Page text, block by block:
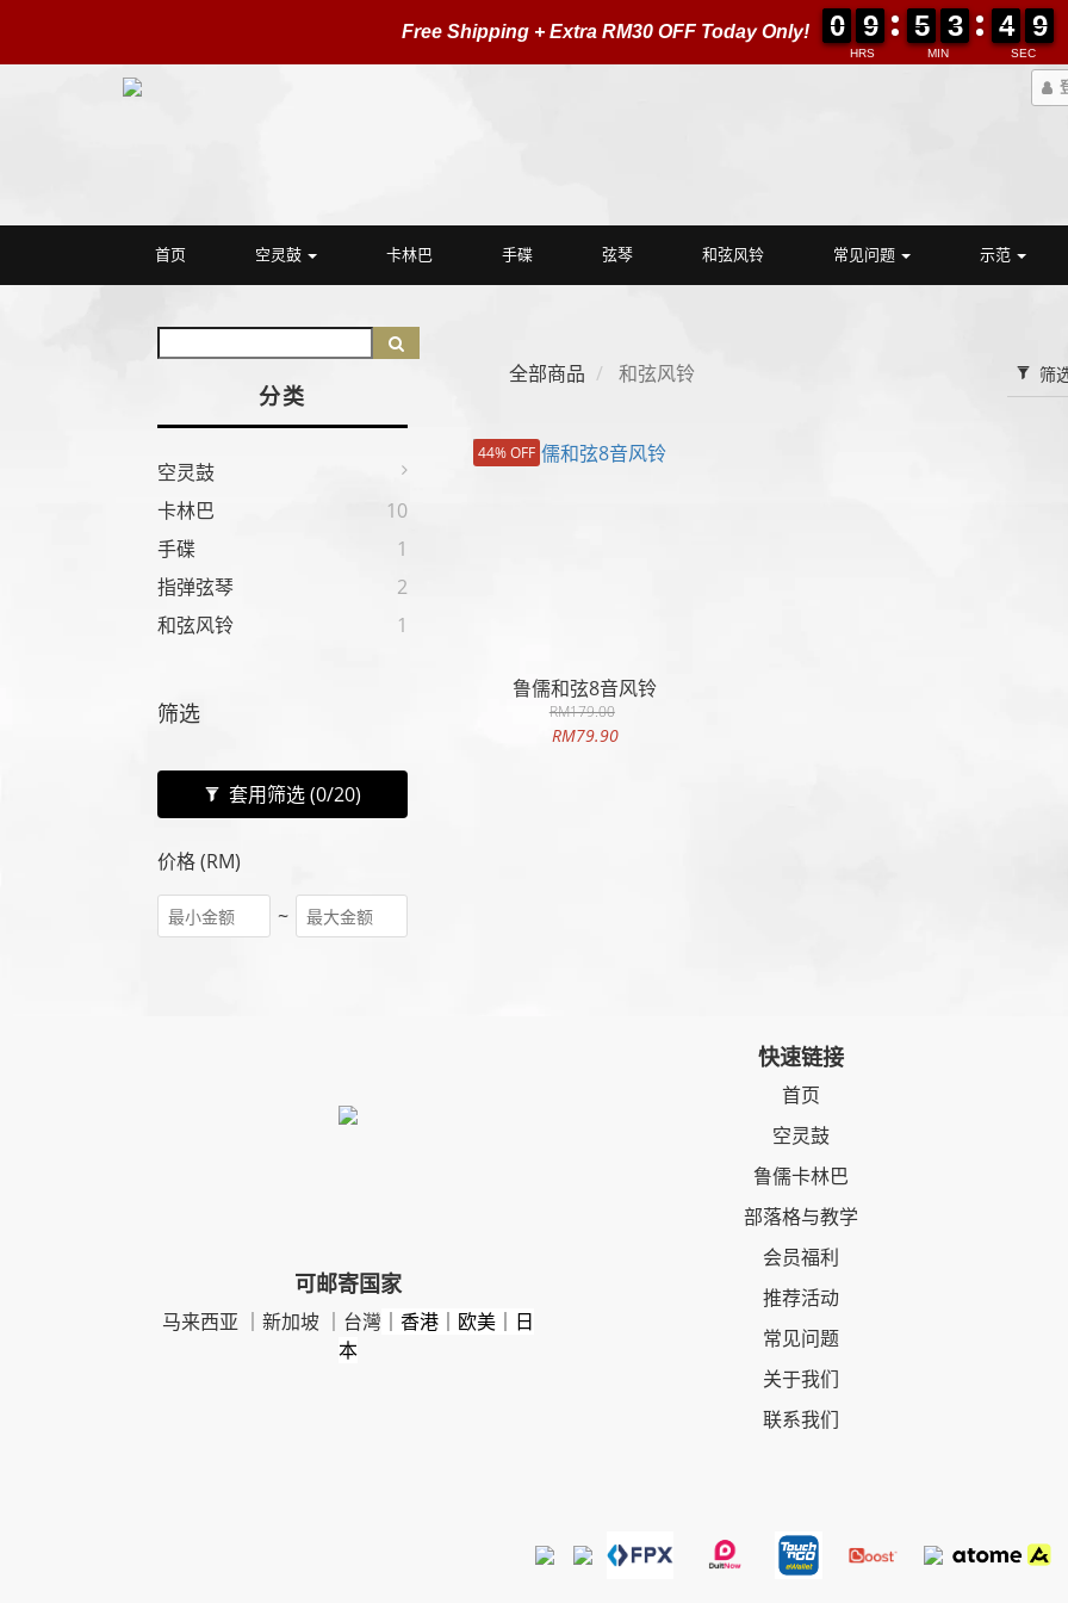
首页 空灵鼓 卡林巴 手碟 弦琴 和弦风铃 常见问题 示范
分类
空灵鼓
卡林巴
10
手碟
1
指弹弦琴
2
和弦风铃
1
筛选
套用筛选(0/20)
价格 (RM)
~
筛
全部商品 和弦风铃
44% OFF
鲁儒和弦8音风铃
RM179.00
RM79.90
可邮寄国家
马来西亚 ｜新加坡 ｜台灣 ｜香港｜欧美｜日
本
快速链接
首页
空灵鼓
鲁儒卡林巴
部落格与教学
会员福利
推荐活动
常见问题
关于我们
联系我们
Free Shipping + Extra RM30 OFF Today Only!
HRS
0
0
0
0 9
9
9
9
MIN
5
5
5
5 3
3
3
3
SEC
4
4
4
4 0
0
9
9
8